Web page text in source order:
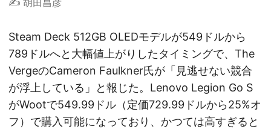
✍️ 胡田昌彦
Steam Deck 512GB OLEDモデルが549ドルから
789ドルへと大幅値上がりしたタイミングで、The
VergeのCameron Faulkner氏が「見逃せない競合
が浮上している」と報じた。Lenovo Legion Go S
がWootで549.99ドル（定価729.99ドルから25%オ
フ）で購入可能になっており、かつては高すぎると